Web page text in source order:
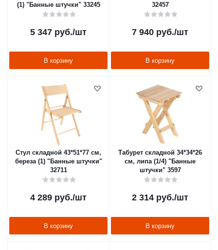
(1) "Банные штучки" 33245
5 347 руб./шт
В корзину
32457
7 940 руб./шт
В корзину
Стул складной 43*51*77 см,
береза (1) "Банные штучки"
32711
4 289 руб./шт
В корзину
Табурет складной 34*34*26
см, липа (1/4) "Банные
штучки" 3597
2 314 руб./шт
В корзину